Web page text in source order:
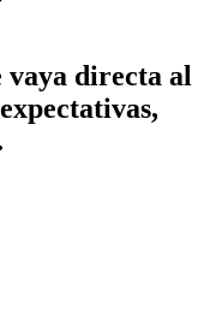
vaya directa al